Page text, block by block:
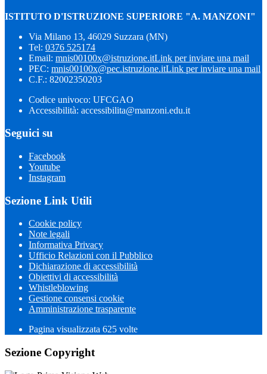
ISTITUTO D'ISTRUZIONE SUPERIORE "A. MANZONI"
Via Milano 13, 46029 Suzzara (MN)
Tel: 0376 525174
Email: mnis00100x@istruzione.itLink per inviare una mail
PEC: mnis00100x@pec.istruzione.itLink per inviare una mail
C.F.: 82002350203
Codice univoco: UFCGAO
Accessibilità: accessibilita@manzoni.edu.it
Seguici su
Facebook
Youtube
Instagram
Sezione Link Utili
Cookie policy
Note legali
Informativa Privacy
Ufficio Relazioni con il Pubblico
Dichiarazione di accessibilità
Obiettivi di accessibilità
Whistleblowing
Gestione consensi cookie
Amministrazione trasparente
Pagina visualizzata 625 volte
Sezione Copyright